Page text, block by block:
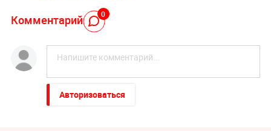
Комментарий 0
Авторизоваться